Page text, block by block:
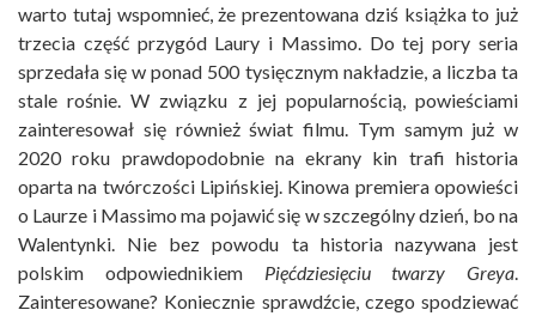
warto tutaj wspomnieć, że prezentowana dziś książka to już
trzecia część przygód Laury i Massimo. Do tej pory seria
sprzedała się w ponad 500 tysięcznym nakładzie, a liczba ta
stale rośnie. W związku z jej popularnością, powieściami
zainteresował się również świat filmu. Tym samym już w
2020 roku prawdopodobnie na ekrany kin trafi historia
oparta na twórczości Lipińskiej. Kinowa premiera opowieści
o Laurze i Massimo ma pojawić się w szczególny dzień, bo na
Walentynki. Nie bez powodu ta historia nazywana jest
polskim odpowiednikiem Pięćdziesięciu twarzy Greya.
Zainteresowane? Koniecznie sprawdźcie, czego spodziewać